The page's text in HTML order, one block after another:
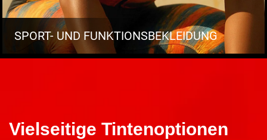
SPORT- UND FUNKTIONSBEKLEIDUNG
Vielseitige Tintenoptionen